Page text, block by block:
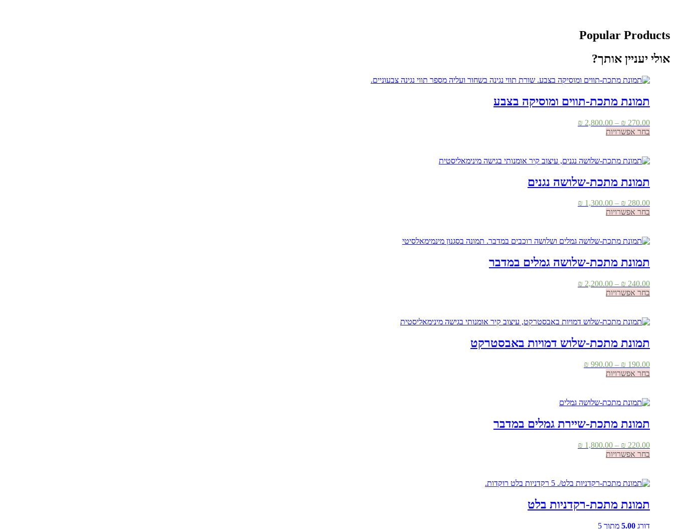
Popular Products
אולי יעניין אותך?
תמונת מתכת-תווים ומוסיקה בצבע
₪ 270.00
–
₪ 2,800.00
בחר אפשרויות
מספר
סוגים.
לבחור
האפשרויות
בעמוד
תמונת מתכת-שלושה נגנים
₪ 280.00
–
₪ 1,300.00
בחר אפשרויות
מספר
סוגים.
לבחור
האפשרויות
בעמוד
תמונת מתכת-שלושה גמלים במדבר
₪ 240.00
–
₪ 2,200.00
בחר אפשרויות
מספר
סוגים.
לבחור
האפשרויות
תמונת מתכת-שלוש דמויות באבסטרקט
₪ 190.00
–
₪ 990.00
בחר אפשרויות
מספר
סוגים.
לבחור
האפשרויות
תמונת מתכת-שיירת גמלים במדבר
₪ 220.00
–
₪ 1,800.00
בחר אפשרויות
מספר
סוגים.
לבחור
האפשרויות
תמונת מתכת-רקדניות בלט
דורג 5.00 מתוך 5